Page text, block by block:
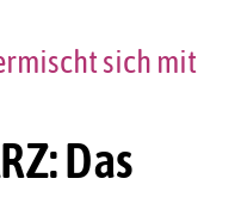
Das
sich mit